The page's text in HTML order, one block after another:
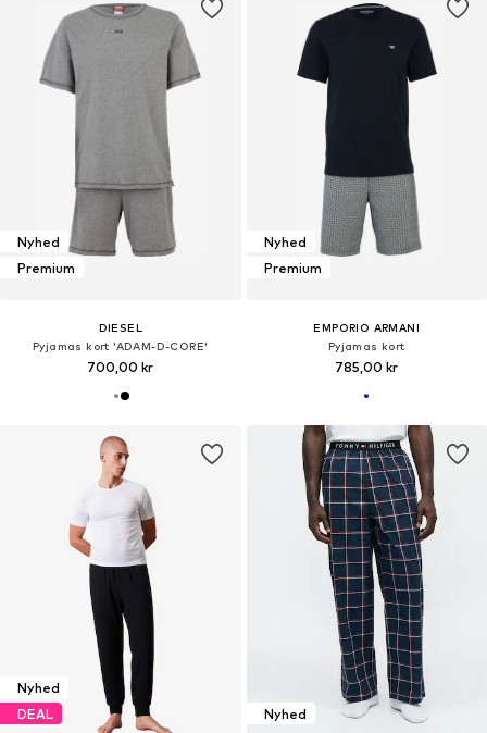
Nyhed
Premium
DIESEL
Pyjamas kort 'ADAM-D-CORE'
700,00 kr
Nyhed
Premium
EMPORIO ARMANI
Pyjamas kort
785,00 kr
Nyhed
DEAL
Nyhed